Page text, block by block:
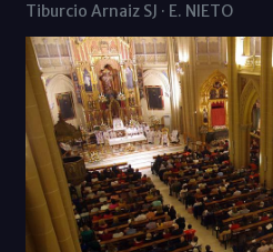
Tiburcio Arnaiz SJ · E. NIETO